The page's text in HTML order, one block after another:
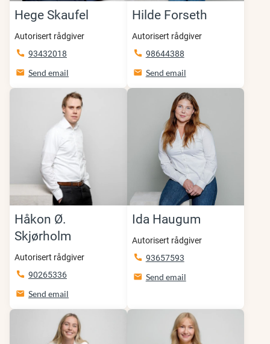
Hege Skaufel
Autorisert rådgiver
93432018
Send email
Hilde Forseth
Autorisert rådgiver
98644388
Send email
Håkon Ø.
Skjørholm
Autorisert rådgiver
90265336
Send email
Ida Haugum
Autorisert rådgiver
93657593
Send email